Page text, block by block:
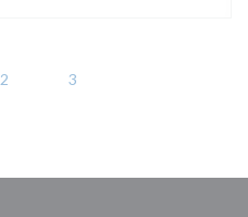
2 3